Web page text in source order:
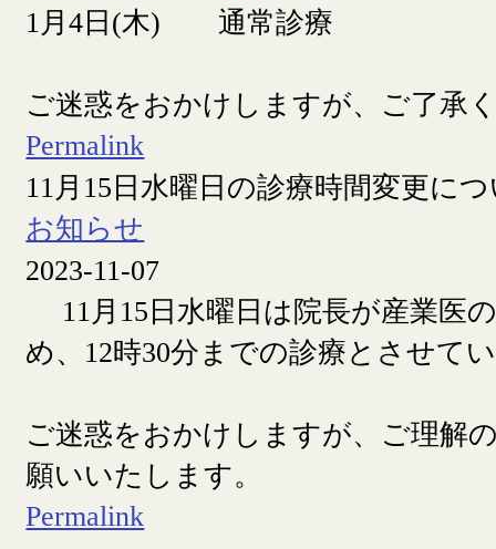
1月4日(木) 通常診療
ご迷惑をおかけしますが、ご了承
Permalink
11月15日水曜日の診療時間変更に
お知らせ
2023-11-07
11月15日水曜日は院長が産業医
め、12時30分までの診療とさせて
ご迷惑をおかけしますが、ご理解
願いいたします。
Permalink